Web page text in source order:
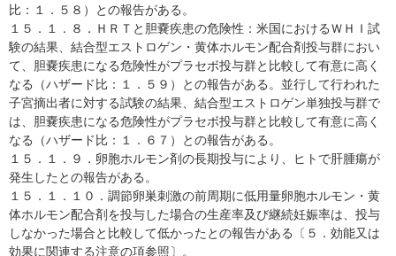
比：１．５８）との報告がある。
１５．１．８．ＨＲＴと胆嚢疾患の危険性：米国におけるＷＨＩ試
験の結果、結合型エストロゲン・黄体ホルモン配合剤投与群におい
て、胆嚢疾患になる危険性がプラセボ投与群と比較して有意に高く
なる（ハザード比：１．５９）との報告がある。並行して行われた
子宮摘出者に対する試験の結果、結合型エストロゲン単独投与群で
は、胆嚢疾患になる危険性がプラセボ投与群と比較して有意に高く
なる（ハザード比：１．６７）との報告がある。
１５．１．９．卵胞ホルモン剤の長期投与により、ヒトで肝腫瘍が
発生したとの報告がある。
１５．１．１０．調節卵巣刺激の前周期に低用量卵胞ホルモン・黄
体ホルモン配合剤を投与した場合の生産率及び継続妊娠率は、投与
しなかった場合と比較して低かったとの報告がある〔５．効能又は
効果に関連する注意の項参照〕。